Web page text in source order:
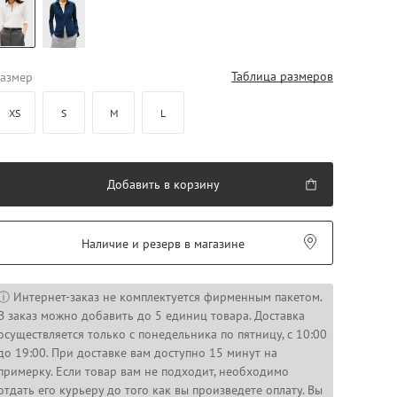
Таблица размеров
XS S M L
Добавить в корзину
Наличие и резерв в магазине
Интернет-заказ не комплектуется фирменным пакетом.
заказ можно добавить до 5 единиц товара. Доставка
только с понедельника по пятницу, с 10:00
19:00. При доставке вам доступно 15 минут на
Если товар вам не подходит, необходимо
его курьеру до того как вы произведете оплату. Вы